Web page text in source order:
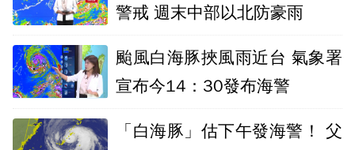
警戒 週末中部以北防豪雨
颱風白海豚挾風雨近台 氣象署
宣布今14：30發布海警
「白海豚」估下午發海警！ 父